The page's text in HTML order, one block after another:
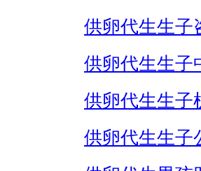
供卵代生生子
供卵代生生子
供卵代生生子
供卵代生生子